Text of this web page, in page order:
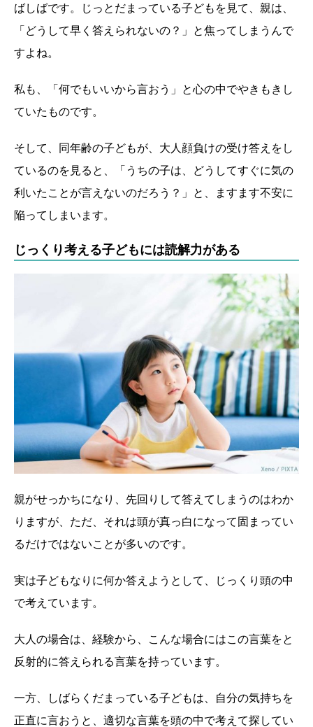
ばしばです。じっとだまっている子どもを見て、親は、
「どうして早く答えられないの？」と焦ってしまうんで
すよね。
私も、「何でもいいから言おう」と心の中でやきもきし
ていたものです。
そして、同年齢の子どもが、大人顔負けの受け答えをし
ているのを見ると、「うちの子は、どうしてすぐに気の
利いたことが言えないのだろう？」と、ますます不安に
陥ってしまいます。
じっくり考える子どもには読解力がある
親がせっかちになり、先回りして答えてしまうのはわか
りますが、ただ、それは頭が真っ白になって固まってい
るだけではないことが多いのです。
実は子どもなりに何か答えようとして、じっくり頭の中
で考えています。
大人の場合は、経験から、こんな場合にはこの言葉をと
反射的に答えられる言葉を持っています。
一方、しばらくだまっている子どもは、自分の気持ちを
正直に言おうと、適切な言葉を頭の中で考えて探してい